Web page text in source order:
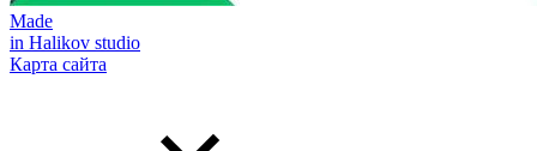
Made
in Halikov studio
Карта сайта